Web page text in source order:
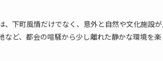
、下町風情だけでなく、意外と自然や文化施設
など、都会の喧騒から少し離れた静かな環境を楽